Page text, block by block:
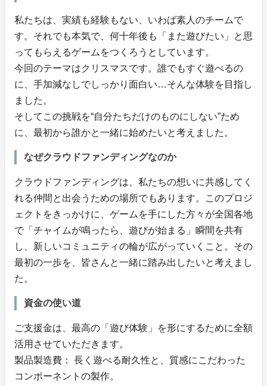
私たちは、実績も経験もない、いわば素人のチームで
す。それでも本気で、何十年後も「また遊びたい」と思
ってもらえるゲームをつくろうとしています。
今回のテーマはクリスマスです。誰でもすぐ遊べるの
に、手加減なしでしっかり面白い…そんな体験を目指し
ました。
そしてこの挑戦を“自分たちだけのものにしない”ため
に、最初から誰かと一緒に始めたいと考えました。
なぜクラウドファンディングなのか
クラウドファンディングは、私たちの想いに共感してく
れる仲間と出会うための場所でもあります。このプロジ
ェクトをきっかけに、ゲームを手にした方々が全国各地
で「チャイムが鳴ったら、遊びが始まる」瞬間を共有
し、新しいコミュニティの輪が広がっていくこと。その
最初の一歩を、皆さんと一緒に踏み出したいと考えまし
た。
資金の使い道
ご支援金は、最高の「遊び体験」を形にするために全額
活用させていただきます。
​製品製造費： 長く遊べる耐久性と、質感にこだわった
コンポーネントの製作。